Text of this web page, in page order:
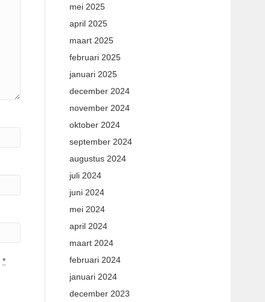
*
mei 2025
april 2025
maart 2025
februari 2025
januari 2025
december 2024
november 2024
oktober 2024
september 2024
augustus 2024
juli 2024
juni 2024
mei 2024
april 2024
maart 2024
februari 2024
januari 2024
december 2023